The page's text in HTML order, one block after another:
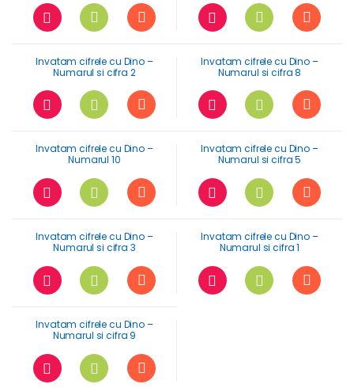
Invatam cifrele cu Dino –
Numarul si cifra 2
Invatam cifrele cu Dino –
Numarul si cifra 8
Invatam cifrele cu Dino –
Numarul 10
Invatam cifrele cu Dino –
Numarul si cifra 5
Invatam cifrele cu Dino –
Numarul si cifra 3
Invatam cifrele cu Dino –
Numarul si cifra 1
Invatam cifrele cu Dino –
Numarul si cifra 9